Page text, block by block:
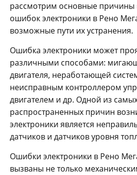
рассмотрим основные причины
ошибок электроники в Рено
возможные пути их устранения.
Ошибка электроники может
различными способами:
двигателя, неработающей
неисправным контроллером
двигателем и др. Одной из
распространенных причин
электроники является
датчиков и датчиков уровня
Ошибки электроники в Рено
вызваны не только